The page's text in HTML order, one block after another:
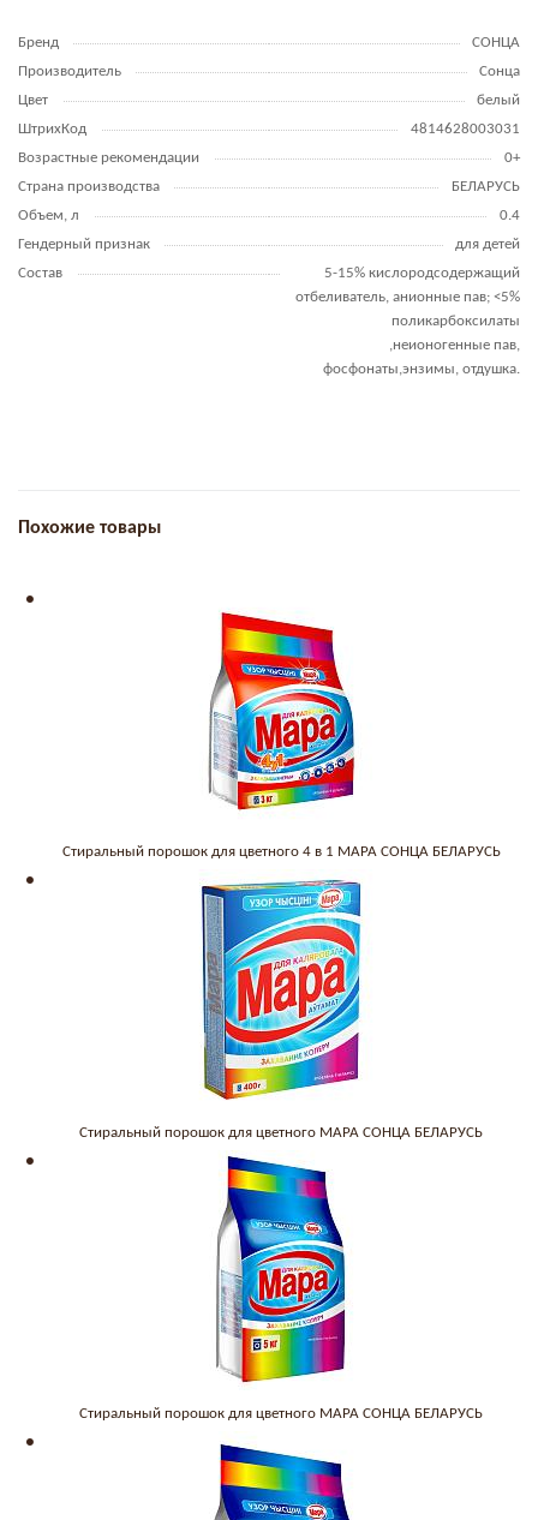
Бренд
СОНЦА
Производитель
Сонца
Цвет
белый
ШтрихКод
4814628003031
Возрастные рекомендации
0+
Страна производства
БЕЛАРУСЬ
Объем, л
0.4
Гендерный признак
для детей
Состав
5-15% кислородсодержащий
отбеливатель, анионные пав; <5%
поликарбоксилаты
,неионогенные пав,
фосфонаты,энзимы, отдушка.
Похожие товары
Стиральный порошок для цветного 4 в 1 МАРА СОНЦА БЕЛАРУСЬ
Стиральный порошок для цветного МАРА СОНЦА БЕЛАРУСЬ
Стиральный порошок для цветного МАРА СОНЦА БЕЛАРУСЬ